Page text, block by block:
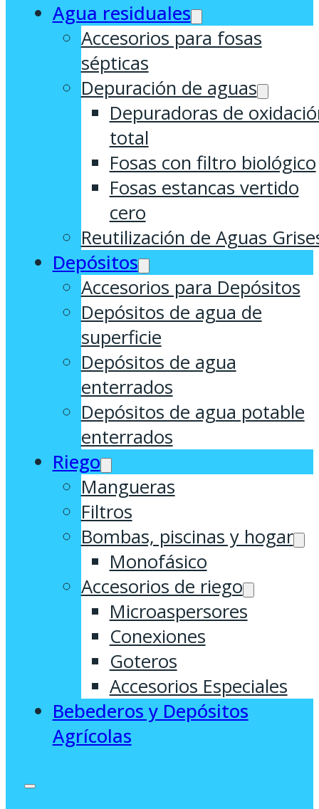
Agua residuales
Accesorios para fosas
sépticas
Depuración de aguas
Depuradoras de
total
Fosas con filtro biológico
Fosas estancas vertido
cero
Reutilización de Aguas
Depósitos
Accesorios para Depósitos
Depósitos de agua de
superficie
Depósitos de agua
enterrados
Depósitos de agua potable
enterrados
Riego
Mangueras
Filtros
Bombas, piscinas y hogar
Monofásico
Accesorios de riego
Microaspersores
Conexiones
Goteros
Accesorios Especiales
Bebederos y Depósitos
Agrícolas